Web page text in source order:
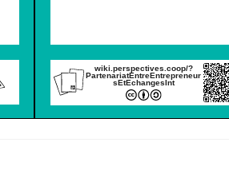
wiki.perspectives.coop/?
PartenariatEntreEntrepreneur
sEtEchangesInt